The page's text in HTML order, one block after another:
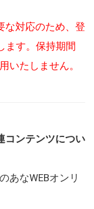
な対応のため、登
ます。保持期間
いたしません。
コンテンツについ
あなWEBオンリ